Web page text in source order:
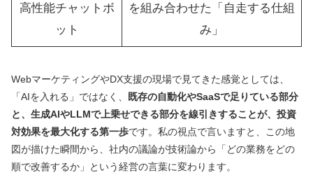
高性能チャットボ
ット
を組み合わせた「自走する仕組
み」
WebマーケティングやDX支援の現場で見てきた感覚としては、
「AIを入れる」ではなく、
既存の自動化やSaaSで足りている部分
と、生成AIやLLMで上乗せできる部分を線引きすることが、投資
対効果を最大化する第一歩です。私の視点で言いますと、この地
図が描けた瞬間から、社内の議論が技術論から「どの業務をどの
順で改善するか」という経営の言葉に変わります。